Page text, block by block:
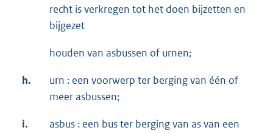
recht is verkregen tot het doen bijzetten en
bijgezet
houden van asbussen of urnen;
h.
urn : een voorwerp ter berging van één of
meer asbussen;
i.
asbus : een bus ter berging van as van een